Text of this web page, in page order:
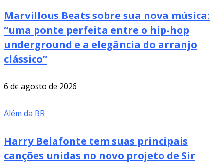
Marvillous Beats sobre sua nova música:
“uma ponte perfeita entre o hip-hop
underground e a elegância do arranjo
clássico”
6 de agosto de 2026
Além da BR
Harry Belafonte tem suas principais
canções unidas no novo projeto de Sir